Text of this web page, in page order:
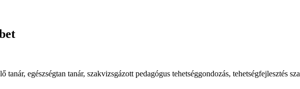
tanár, egészségtan tanár, szakvizsgázott pedagógus tehetséggondozás, tehetségfejlesztés